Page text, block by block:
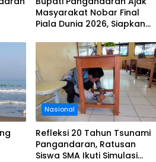
Masyarakat Nobar Final
Piala Dunia 2026, Siapkan
Nasional
Refleksi 20 Tahun Tsunami
Pangandaran, Ratusan
Siswa SMA Ikuti Simulasi